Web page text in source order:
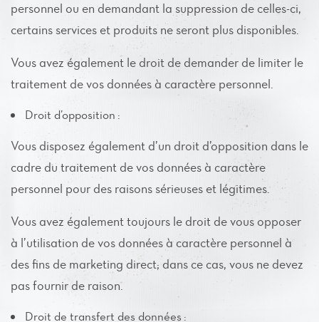
personnel ou en demandant la suppression de celles-ci,
certains services et produits ne seront plus disponibles.
Vous avez également le droit de demander de limiter le
traitement de vos données à caractère personnel.
Droit d’opposition :
Vous disposez également d’un droit d’opposition dans le
cadre du traitement de vos données à caractère
personnel pour des raisons sérieuses et légitimes.
Vous avez également toujours le droit de vous opposer
à l’utilisation de vos données à caractère personnel à
des fins de marketing direct; dans ce cas, vous ne devez
pas fournir de raison.
Droit de transfert des données :